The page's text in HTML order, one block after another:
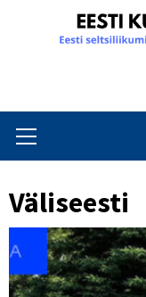
Menu
Väliseesti